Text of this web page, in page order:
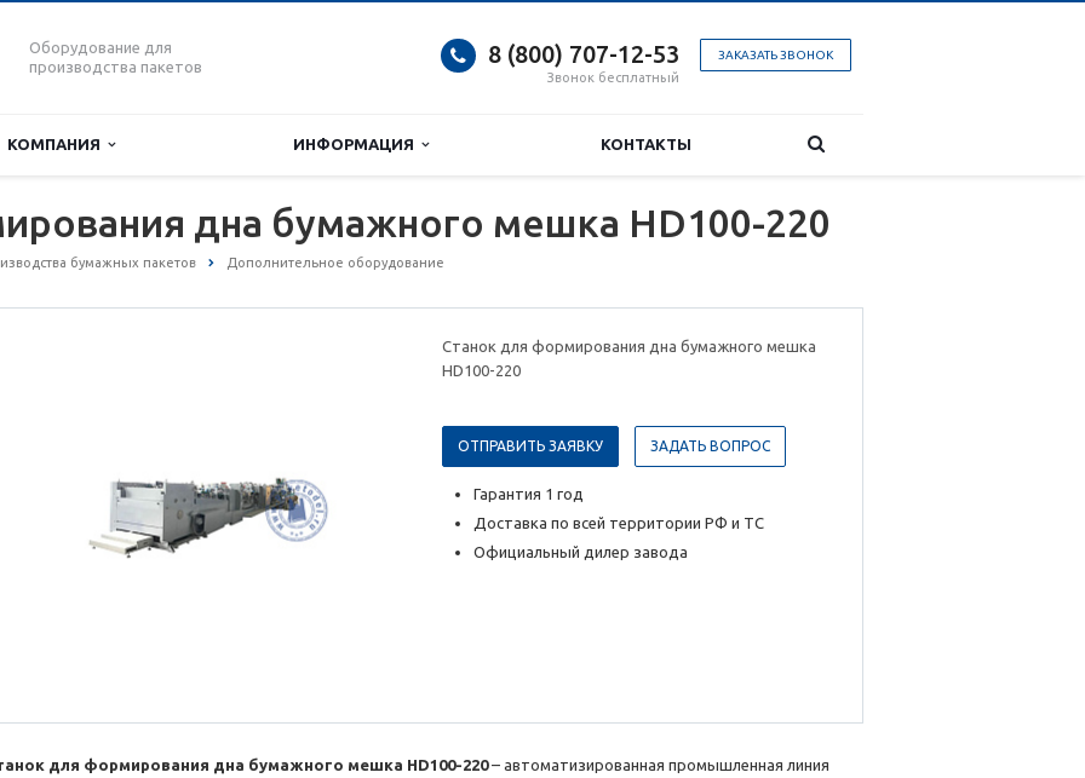
Оборудование для
производства пакетов
ЗАКАЗАТЬ ЗВОНОК
8 (800) 707-12-53
Звонок бесплатный
КОМПАНИЯ ИНФОРМАЦИЯ КОНТАКТЫ
дна бумажного мешка HD100-220
бумажных пакетов Дополнительное оборудование
Станок для формирования дна бумажного мешка
HD100-220
ОТПРАВИТЬ ЗАЯВКУ ЗАДАТЬ ВОПРОС
Гарантия 1 год
Доставка по всей территории РФ и ТС
Официальный дилер завода
для формирования дна бумажного мешка HD100-220– автоматизированная промышленная линия